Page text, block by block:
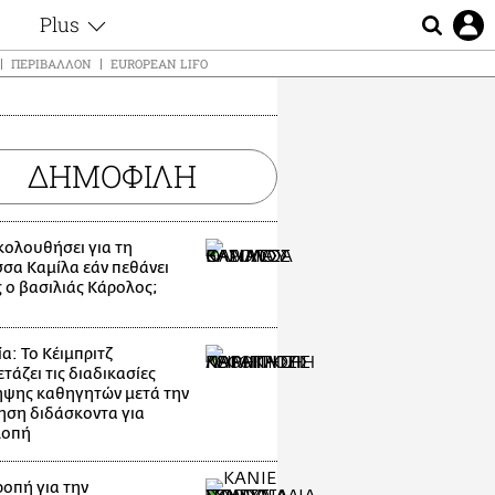
Plus
Θέματα
Videos
Αφιερώματα
Ζώδια
Εξομολογήσεις
Οι Αθηναίοι
Απώλειες
Επιλογές
ΠΕΡΙΒΆΛΛΟΝ EUROPEAN LIFO
ΔΗΜΟΦΙΛΗ
για τη
Καμίλα εάν πεθάνει
βασιλιάς Κάρολος;
Το Κέιμπριτζ
τις διαδικασίες
καθηγητών μετά την
διδάσκοντα για
για την